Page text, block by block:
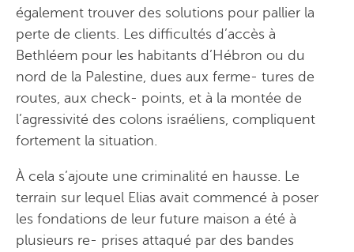
également trouver des solutions pour pallier la
perte de clients. Les difficultés d’accès à
Bethléem pour les habitants d’Hébron ou du
nord de la Palestine, dues aux ferme- tures de
routes, aux check- points, et à la montée de
l’agressivité des colons israéliens, compliquent
fortement la situation.
À cela s’ajoute une criminalité en hausse. Le
terrain sur lequel Elias avait commencé à poser
les fondations de leur future maison a été à
plusieurs re- prises attaqué par des bandes